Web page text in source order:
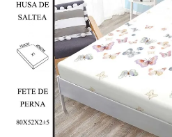
Lenjerii de pat Bumbac Poplin
Lenjerii de pat Catifea
Lenjerii de pat Damasc
Lenjerii de pat Finet + 2 Draperii
Lenjerii de pat Finet cu PLIURI
Lenjerii de pat finet Home